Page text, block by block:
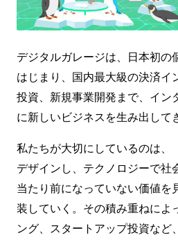
デジタルガレージは、日本初の
はじまり、国内最大級の決済イ
投資、新規事業開発まで、イン
に新しいビジネスを生み出して
私たちが大切にしているのは、
デザインし、テクノロジーで社
当たり前になっていない価値を
装していく。その積み重ねによ
ング、スタートアップ投資など